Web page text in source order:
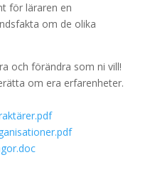
för läraren en
om de olika
och förändra som ni vill!
om era erfarenheter.